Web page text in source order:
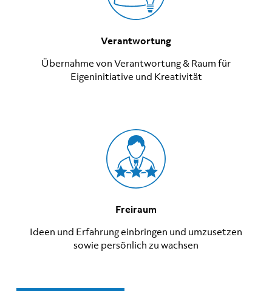
Verantwortung
Übernahme von Verantwortung & Raum für
Eigeninitiative und Kreativität
Freiraum
Ideen und Erfahrung einbringen und umzusetzen
sowie persönlich zu wachsen